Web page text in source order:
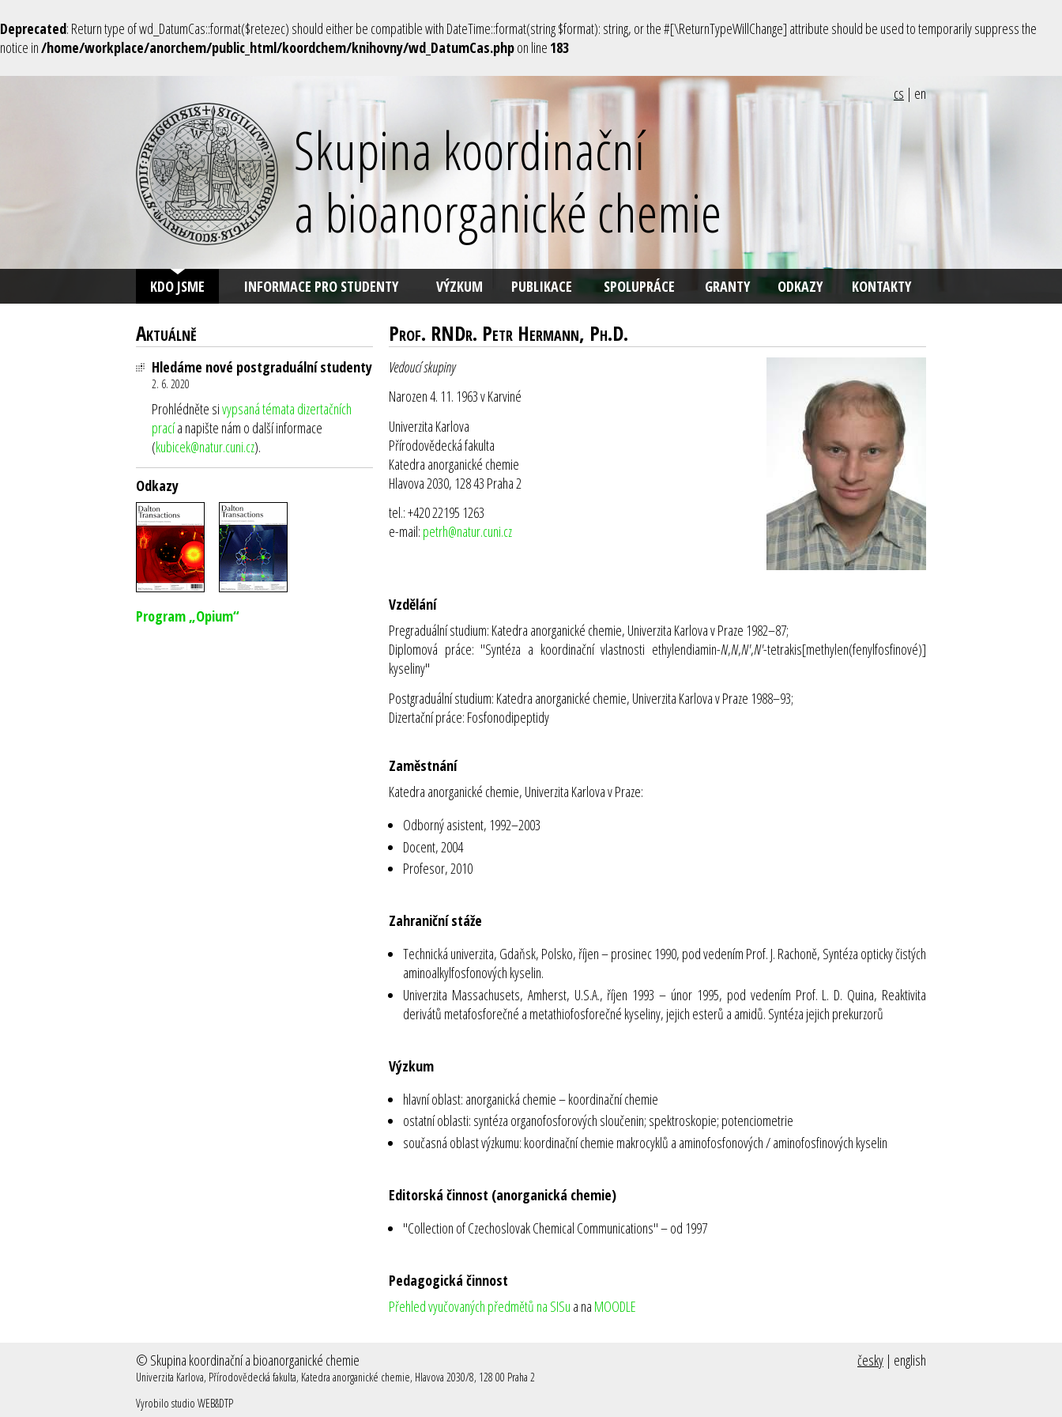
Deprecated: Return type of wd_DatumCas::format($retezec) should either be compatible with DateTime::format(string $format): string, or the #[\ReturnTypeWillChange] attribute should be used to temporarily suppress the
notice in/home/workplace/anorchem/public_html/koordchem/knihovny/wd_DatumCas.phpon line 183
cs | en
Skupina koordinační
a bioanorganické chemie
KDO JSME INFORMACE PRO STUDENTY VÝZKUM PUBLIKACE SPOLUPRÁCE GRANTY ODKAZY KONTAKTY
Prof. RNDr. Petr Hermann, Ph.D.
Vedoucí skupiny
Narozen 4. 11. 1963 v Karviné
Univerzita Karlova
Přírodovědecká fakulta
Katedra anorganické chemie
Hlavova 2030, 128 43 Praha 2
tel.: +420 22195 1263
e-mail: petrh@natur.cuni.cz
Vzdělání
Pregraduální studium: Katedra anorganické chemie, Univerzita Karlova v Praze 1982–87;
Diplomová práce: "Syntéza a koordinační vlastnosti ethylendiamin-N,N,N',N'-tetrakis[methylen(fenylfosfinové)]
kyseliny"
Postgraduální studium: Katedra anorganické chemie, Univerzita Karlova v Praze 1988–93;
Dizertační práce: Fosfonodipeptidy
Zaměstnání
Katedra anorganické chemie, Univerzita Karlova v Praze:
Odborný asistent, 1992–2003
Docent, 2004
Profesor, 2010
Zahraniční stáže
Technická univerzita, Gdaňsk, Polsko, říjen – prosinec 1990, pod vedením Prof. J. Rachoně, Syntéza opticky čistých
aminoalkylfosfonových kyselin.
Univerzita Massachusets, Amherst, U.S.A., říjen 1993 – únor 1995, pod vedením Prof. L. D. Quina, Reaktivita
derivátů metafosforečné a metathiofosforečné kyseliny, jejich esterů a amidů. Syntéza jejich prekurzorů
Výzkum
hlavní oblast: anorganická chemie – koordinační chemie
ostatní oblasti: syntéza organofosforových sloučenin; spektroskopie; potenciometrie
současná oblast výzkumu: koordinační chemie makrocyklů a aminofosfonových / aminofosfinových kyselin
Editorská činnost (anorganická chemie)
"Collection of Czechoslovak Chemical Communications" – od 1997
Pedagogická činnost
Přehled vyučovaných předmětů na SISu a na MOODLE
Aktuálně
Hledáme nové postgraduální studenty
2. 6. 2020
Prohlédněte sivypsaná témata dizertačních
pracía napište nám o další informace
(kubicek@natur.cuni.cz).
Odkazy
Program „Opium“
česky | english
© Skupina koordinační a bioanorganické chemie
Univerzita Karlova, Přírodovědecká fakulta, Katedra anorganické chemie, Hlavova 2030/8, 128 00 Praha 2
Vyrobilo studio WEB&DTP